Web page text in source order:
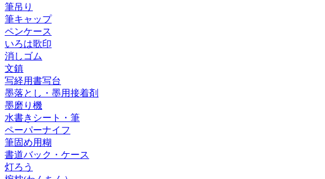
筆吊り
筆キャップ
ペンケース
いろは歌印
消しゴム
文鎮
写経用書写台
墨落とし・墨用接着剤
墨磨り機
水書きシート・筆
ペーパーナイフ
筆固め用糊
書道バック・ケース
灯ろう